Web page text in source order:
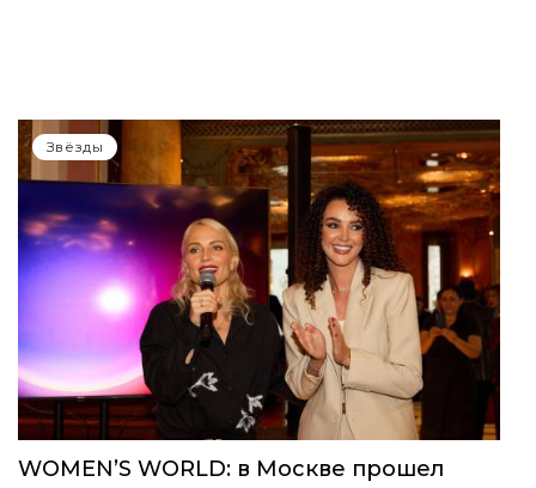
Звёзды
WOMEN’S WORLD: в Москве прошел